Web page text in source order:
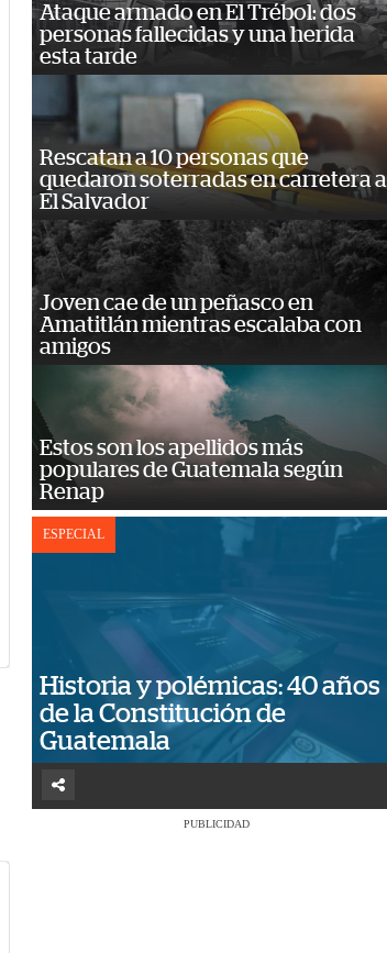
Ataque armado en El Trébol: dos
personas fallecidas y una herida
esta tarde
Rescatan a 10 personas que
quedaron soterradas en carretera a
El Salvador
Joven cae de un peñasco en
Amatitlán mientras escalaba con
amigos
Estos son los apellidos más
populares de Guatemala según
Renap
ESPECIAL
Historia y polémicas: 40 años
de la Constitución de
Guatemala
PUBLICIDAD